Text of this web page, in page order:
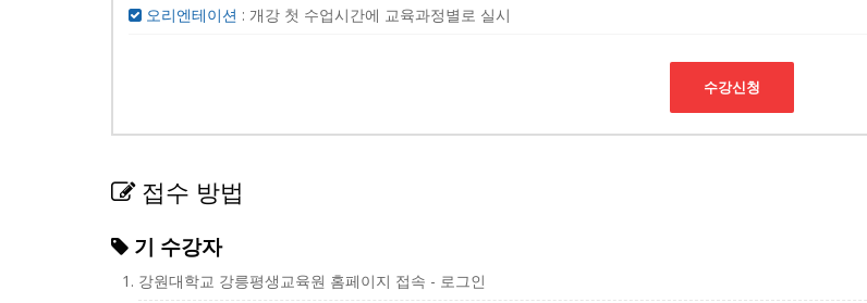
오리엔테이션 : 개강 첫 수업시간에 교육과정별로 실시
수강신청
접수 방법
기 수강자
강원대학교 강릉평생교육원 홈페이지 접속 - 로그인